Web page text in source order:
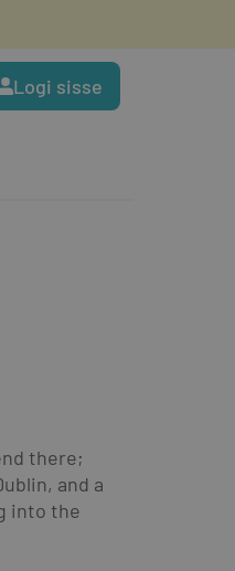
Logi sisse
there;
and a
into the